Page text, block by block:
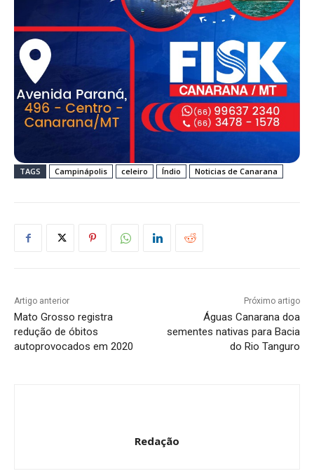
TAGS Campinápolis celeiro Índio Noticias de Canarana
Artigo anterior
Mato Grosso registra
redução de óbitos
autoprovocados em 2020
Próximo artigo
Águas Canarana doa
sementes nativas para Bacia
do Rio Tanguro
Redação